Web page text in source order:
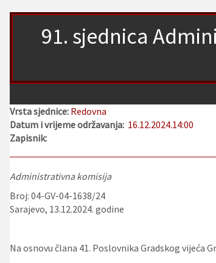
91. sjednica
Vrsta sjednice: Redovna
Datum i vrijeme održavanja: 16.12.2024.14:00
Zapisnik:
Administrativna komisija
Broj: 04-GV-04-1638/24
Sarajevo, 13.12.2024. godine
Na osnovu člana 41. Poslovnika Gradskog vijeća